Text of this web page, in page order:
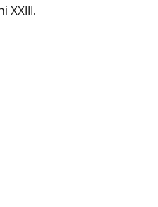
XXIII.